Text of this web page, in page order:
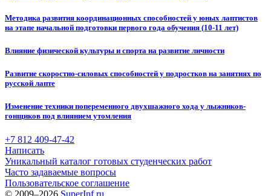
Методика развития координационных способностей у юных лаптистов
на этапе начальной подготовки первого года обучения (10-11 лет)
Влияние физической культуры и спорта на развитие личности
Развитие скоростно-силовых способностей у подростков на занятиях по
русской лапте
Изменение техники попеременного двухшажного хода у лыжников-
гонщиков под влиянием утомления
+7 812 409-47-42
Написать
Уникальный каталог готовых студенческих работ
Часто задаваемые вопросы
Пользовательское соглашение